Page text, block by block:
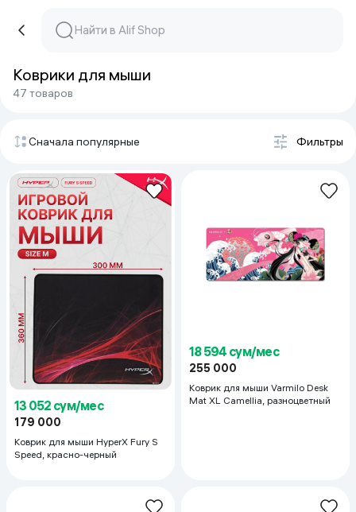
Коврики для мыши
47 товаров
Сначала популярные Фильтры
13 052 сум/мес
179 000
Коврик для мыши HyperX Fury S
Speed, красно-черный
18 594 сум/мес
255 000
Коврик для мыши Varmilo Desk
Mat XL Camellia, разноцветный